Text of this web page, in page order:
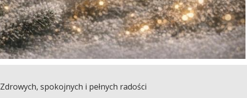
Zdrowych, spokojnych i pełnych radości